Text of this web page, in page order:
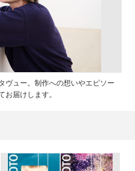
ヴュー。制作への想いやエピソー
お届けします。